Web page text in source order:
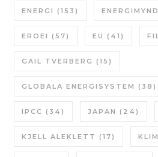
ENERGI (153)
EROEI (57) EU (41)
GAIL TVERBERG (15)
GLOBALA ENERGISYSTEM (38)
IPCC (34) JAPAN (24)
KJELL ALEKLETT (17)